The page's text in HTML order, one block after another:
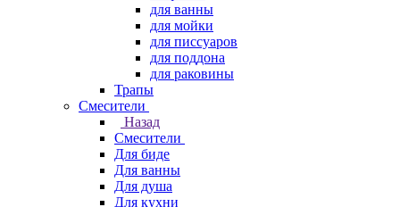
для ванны
для мойки
для писсуаров
для поддона
для раковины
Трапы
Смесители
Назад
Смесители
Для биде
Для ванны
Для душа
Для кухни